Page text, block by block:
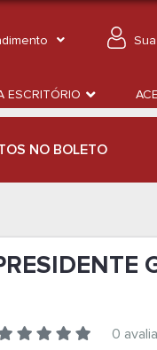
ESCRITÓRIO
NO BOLETO
0